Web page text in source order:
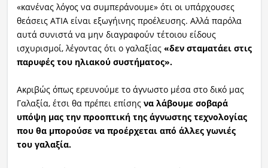
«κανένας λόγος να συμπεράνουμε» ότι οι υπάρχουσες
θεάσεις ΑΤΙΑ είναι εξωγήινης προέλευσης. Αλλά παρόλα
αυτά συνιστά να μην διαγραφούν τέτοιου είδους
ισχυρισμοί, λέγοντας ότι ο γαλαξίας «δεν σταματάει στις
παρυφές του ηλιακού συστήματος».
Ακριβώς όπως ερευνούμε το άγνωστο μέσα στο δικό μας
Γαλαξία, έτσι θα πρέπει επίσης να λάβουμε σοβαρά
υπόψη μας την προοπτική της άγνωστης τεχνολογίας
που θα μπορούσε να προέρχεται από άλλες γωνιές
του γαλαξία.